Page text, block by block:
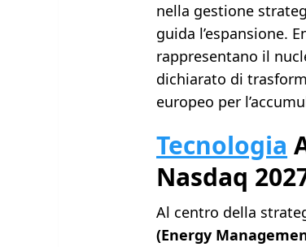
nella gestione
guida l’espansione.
rappresentano il
dichiarato di
europeo per
Tecnologia
Nasdaq
Al centro della
(Energy